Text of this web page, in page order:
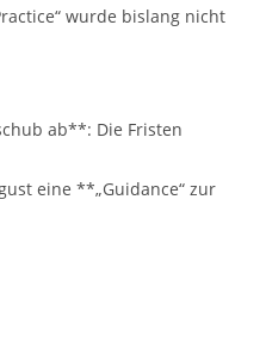
wurde bislang nicht
ab**: Die Fristen
eine **„Guidance“ zur